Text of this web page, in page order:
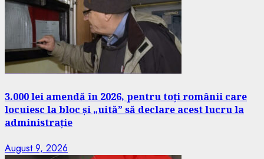
3.000 lei amendă în 2026, pentru toți românii care
locuiesc la bloc și „uită” să declare acest lucru la
administrație
August 9, 2026